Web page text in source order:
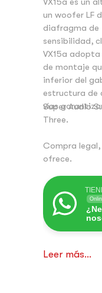
un woofer LF
diafragma de
sensibilidad,
VX15a
de montaje
inferior del
estructura de
vías
Super Audio
Three.
Compra
ofrece.
Leer más...